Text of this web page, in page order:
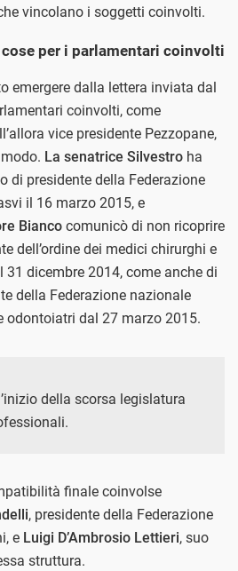
vincolano i soggetti coinvolti.
per i parlamentari coinvolti
emergere dalla lettera inviata dal
coinvolti, come
vice presidente Pezzopane,
La senatrice Silvestro ha
di presidente della Federazione
il 16 marzo 2015, e
Bianco comunicò di non ricoprire
dell’ordine dei medici chirurghi e
dicembre 2014, come anche di
della Federazione nazionale
odontoiatri dal 27 marzo 2015.
della scorsa legislatura
finale coinvolse
, presidente della Federazione
e Luigi D’Ambrosio Lettieri, suo
struttura.